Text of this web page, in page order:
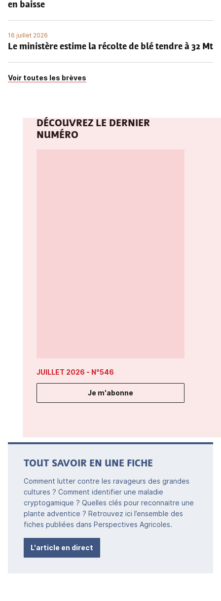
en baisse
16 juillet 2026
Le ministère estime la récolte de blé tendre à 32 Mt
Voir toutes les brèves
DÉCOUVREZ LE DERNIER
NUMÉRO
JUILLET 2026 - N°546
Je m'abonne
TOUT SAVOIR EN UNE FICHE
Comment lutter contre les ravageurs des grandes
cultures ? Comment identifier une maladie
cryptogamique ? Quelles clés pour reconnaitre une
plante adventice ? Retrouvez ici l’ensemble des
fiches publiées dans Perspectives Agricoles.
L'article en direct